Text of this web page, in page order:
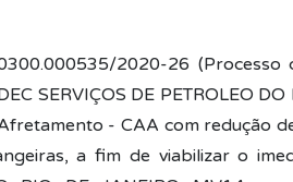
2020-26
SERVIÇOS DE PETROLEO
- CAA com redução
a fim de viabilizar o